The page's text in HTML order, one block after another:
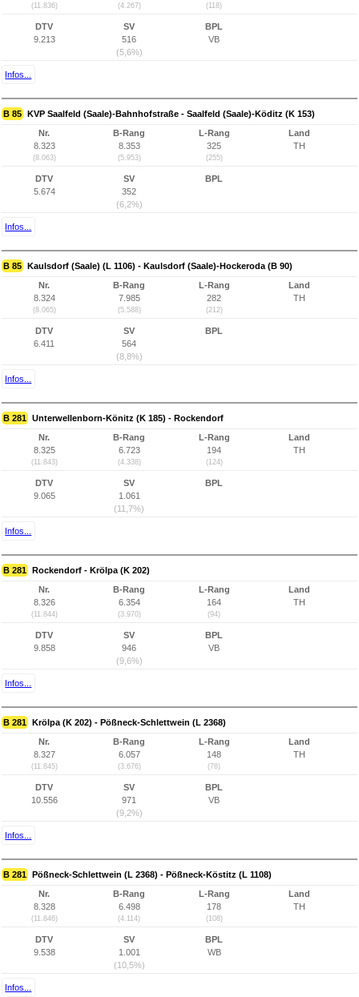
(11.836) (4.267) (118)
DTV
9.213
SV
516
(5,6%)
BPL
VB
Infos...
B 85 KVP Saalfeld (Saale)-Bahnhofstraße - Saalfeld (Saale)-Köditz (K 153)
Nr.
8.323
(8.063)
B-Rang
8.353
(5.953)
L-Rang
325
(255)
Land
TH
DTV
5.674
SV
352
(6,2%)
BPL
Infos...
B 85 Kaulsdorf (Saale) (L 1106) - Kaulsdorf (Saale)-Hockeroda (B 90)
Nr.
8.324
(8.065)
B-Rang
7.985
(5.588)
L-Rang
282
(212)
Land
TH
DTV
6.411
SV
564
(8,8%)
BPL
Infos...
B 281 Unterwellenborn-Könitz (K 185) - Rockendorf
Nr.
8.325
(11.843)
B-Rang
6.723
(4.338)
L-Rang
194
(124)
Land
TH
DTV
9.065
SV
1.061
(11,7%)
BPL
Infos...
B 281 Rockendorf - Krölpa (K 202)
Nr.
8.326
(11.844)
B-Rang
6.354
(3.970)
L-Rang
164
(94)
Land
TH
DTV
9.858
SV
946
(9,6%)
BPL
VB
Infos...
B 281 Krölpa (K 202) - Pößneck-Schlettwein (L 2368)
Nr.
8.327
(11.845)
B-Rang
6.057
(3.676)
L-Rang
148
(78)
Land
TH
DTV
10.556
SV
971
(9,2%)
BPL
VB
Infos...
B 281 Pößneck-Schlettwein (L 2368) - Pößneck-Köstitz (L 1108)
Nr.
8.328
(11.846)
B-Rang
6.498
(4.114)
L-Rang
178
(108)
Land
TH
DTV
9.538
SV
1.001
(10,5%)
BPL
WB
Infos...